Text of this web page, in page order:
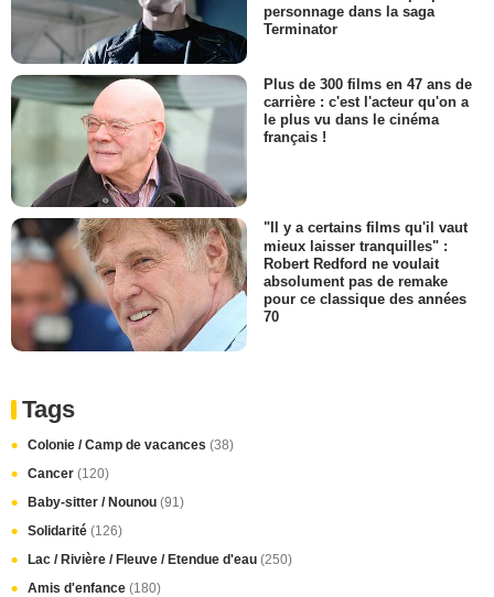
personnage dans la saga
Terminator
Plus de 300 films en 47 ans de
carrière : c'est l'acteur qu'on a
le plus vu dans le cinéma
français !
"Il y a certains films qu'il vaut
mieux laisser tranquilles" :
Robert Redford ne voulait
absolument pas de remake
pour ce classique des années
70
Tags
Colonie / Camp de vacances (38)
Cancer (120)
Baby-sitter / Nounou (91)
Solidarité (126)
Lac / Rivière / Fleuve / Etendue d'eau (250)
Amis d'enfance (180)